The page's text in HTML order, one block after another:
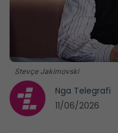
Stevçe Jakimovski
Nga Telegrafi
11/06/2026